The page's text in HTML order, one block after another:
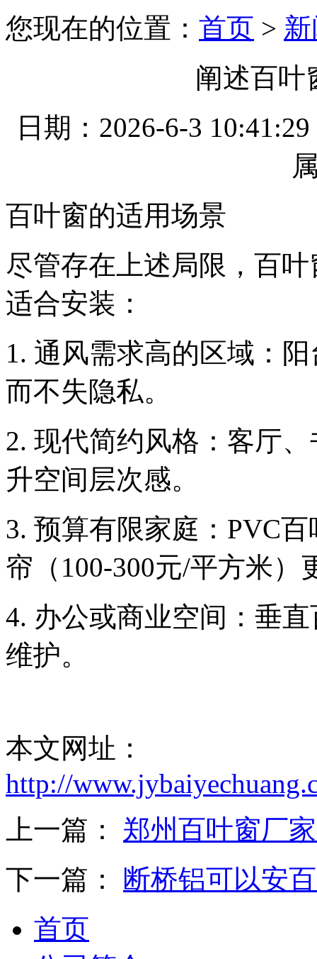
您现在的位置： 首页 >
阐述百叶
日期：2026-6-3
百叶窗的适用场景
尽管存在上述局限，百
适合安装：
1. 通风需求高的区域：
而不失隐私。
2. 现代简约风格：客厅
升空间层次感。
3. 预算有限家庭：PVC
帘（100-300元/平方米）
4. 办公或商业空间：垂
维护。
本文网址：
http://
上一篇： 郑州百叶窗厂
下一篇： 断桥铝可以安
首页